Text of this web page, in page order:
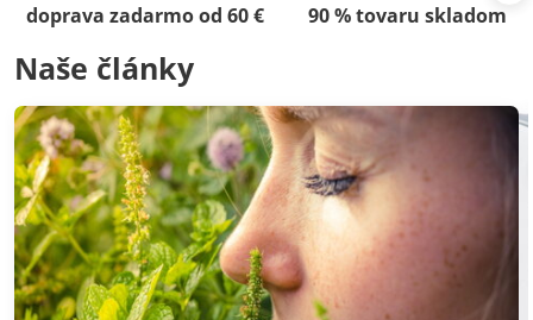
doprava zadarmo od 60 € 90 % tovaru skladom
Naše články